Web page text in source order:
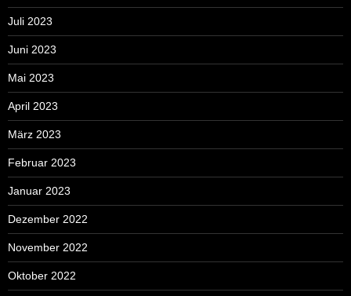
Juli 2023
Juni 2023
Mai 2023
April 2023
März 2023
Februar 2023
Januar 2023
Dezember 2022
November 2022
Oktober 2022